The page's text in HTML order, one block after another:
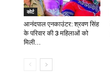
कोर्ट
आनंदपाल एनकाउंटर: श्रवण सिंह
के परिवार की 3 महिलाओं को
मिली...